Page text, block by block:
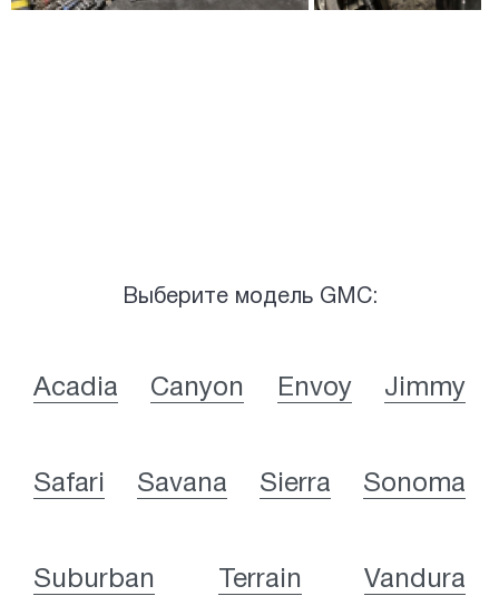
Выберите модель GMC:
Acadia Canyon Envoy Jimmy
Safari Savana Sierra Sonoma
Suburban Terrain Vandura